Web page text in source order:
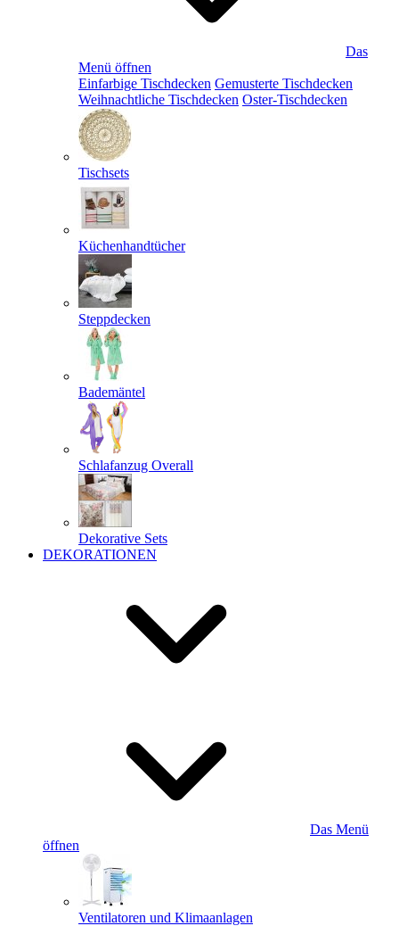
Das
Menü öffnen
Einfarbige Tischdecken Gemusterte Tischdecken
Weihnachtliche Tischdecken Oster-Tischdecken
Tischsets
Küchenhandtücher
Steppdecken
Bademäntel
Schlafanzug Overall
Dekorative Sets
DEKORATIONEN
Das Menü
öffnen
Ventilatoren und Klimaanlagen